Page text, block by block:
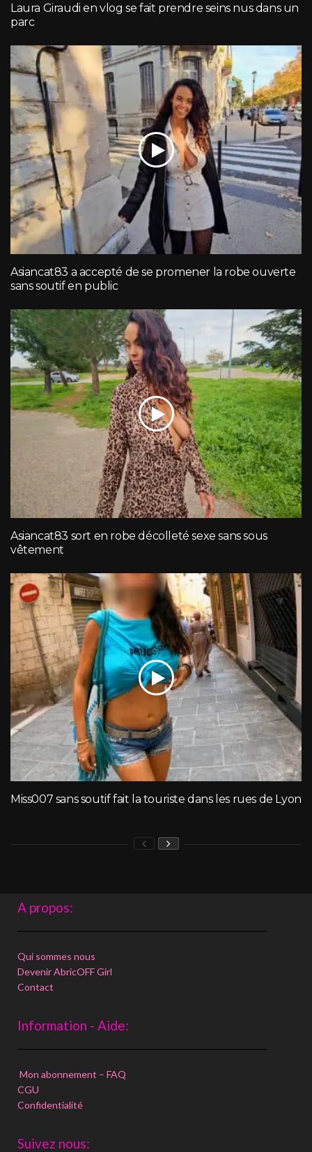
Laura Giraudi en vlog se fait prendre seins nus dans un
parc
Asiancat83 a accepté de se promener la robe ouverte
sans soutif en public
Asiancat83 sort en robe décolleté sexe sans sous
vêtement
Miss007 sans soutif fait la touriste dans les rues de Lyon
A propos:
Qui sommes nous
Devenir AbricOFF Girl
Contact
Information - Aide:
Mon abonnement – FAQ
CGU
Confidentialité
Suivez nous: